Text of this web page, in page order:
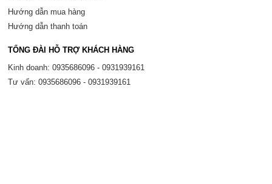
Hướng dẫn mua hàng
Hướng dẫn thanh toán
TỔNG ĐÀI HỖ TRỢ KHÁCH HÀNG
Kinh doanh: 0935686096 - 0931939161
Tư vấn: 0935686096 - 0931939161